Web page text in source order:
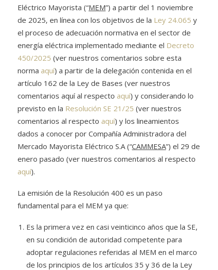
Eléctrico Mayorista (“MEM”) a partir del 1 noviembre
de 2025, en línea con los objetivos de la Ley 24.065 y
el proceso de adecuación normativa en el sector de
energía eléctrica implementado mediante el Decreto
450/2025 (ver nuestros comentarios sobre esta
norma aquí) a partir de la delegación contenida en el
artículo 162 de la Ley de Bases (ver nuestros
comentarios aquí al respecto aquí) y considerando lo
previsto en la Resolución SE 21/25 (ver nuestros
comentarios al respecto aquí) y los lineamientos
dados a conocer por Compañía Administradora del
Mercado Mayorista Eléctrico S.A (“CAMMESA”) el 29 de
enero pasado (ver nuestros comentarios al respecto
aquí).
La emisión de la Resolución 400 es un paso
fundamental para el MEM ya que:
Es la primera vez en casi veinticinco años que la SE,
en su condición de autoridad competente para
adoptar regulaciones referidas al MEM en el marco
de los principios de los artículos 35 y 36 de la Ley